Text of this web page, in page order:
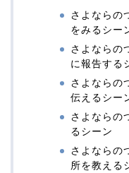
さよならの
をみるシー
さよならの
に報告する
さよならの
伝えるシー
さよならの
るシーン
さよならの
所を教える